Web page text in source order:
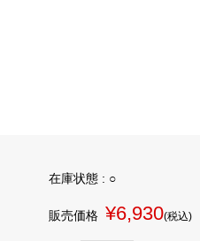
在庫状態 : ○
販売価格 ¥6,930(税込)